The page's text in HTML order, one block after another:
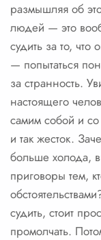
размышляя об
людей — это
судить за то,
— попытаться
за странность.
настоящего
самим собой и
и так жесток.
больше холода,
приговоры тем,
судить, стоит
промолчать.